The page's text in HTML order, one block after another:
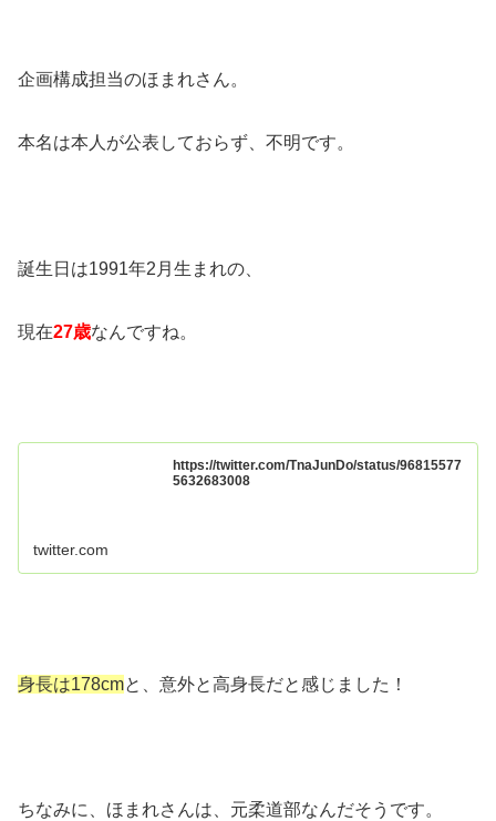
企画構成担当のほまれさん。
本名は本人が公表しておらず、不明です。
誕生日は1991年2月生まれの、
現在27歳なんですね。
https://twitter.com/TnaJunDo/status/96815577
5632683008
twitter.com
身長は178cmと、意外と高身長だと感じました！
ちなみに、ほまれさんは、元柔道部なんだそうです。